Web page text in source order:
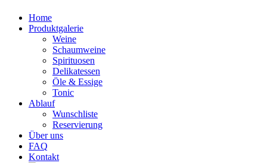
Home
Produktgalerie
Weine
Schaumweine
Spirituosen
Delikatessen
Öle & Essige
Tonic
Ablauf
Wunschliste
Reservierung
Über uns
FAQ
Kontakt